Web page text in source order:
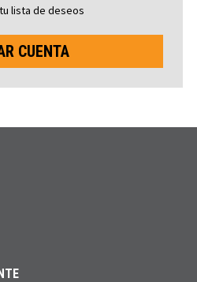
lista de deseos
CUENTA